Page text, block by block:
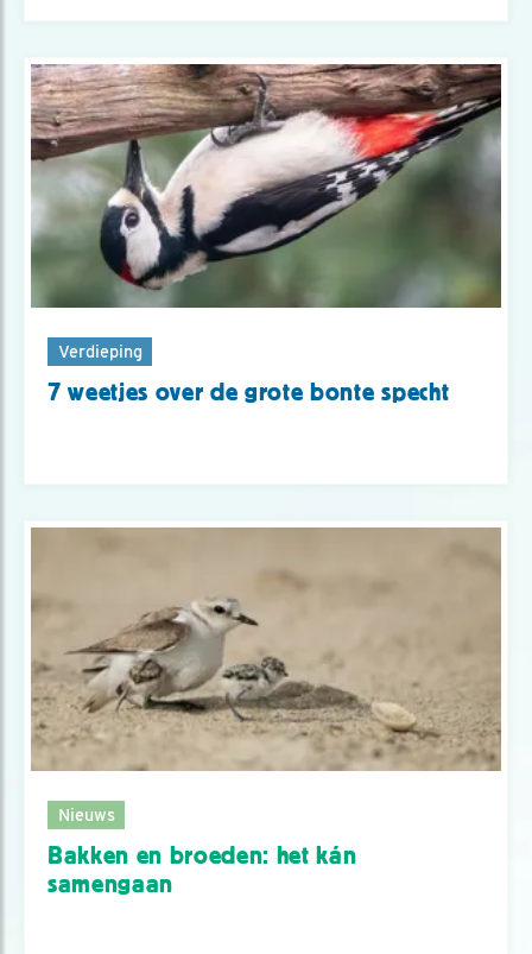
Verdieping
7 weetjes over de grote bonte specht
Nieuws
Bakken en broeden: het kán
samengaan